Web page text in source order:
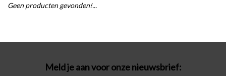
Badmode
Lingerie-accessoires
Geen producten gevonden!...
Meld je aan voor onze nieuwsbrief: